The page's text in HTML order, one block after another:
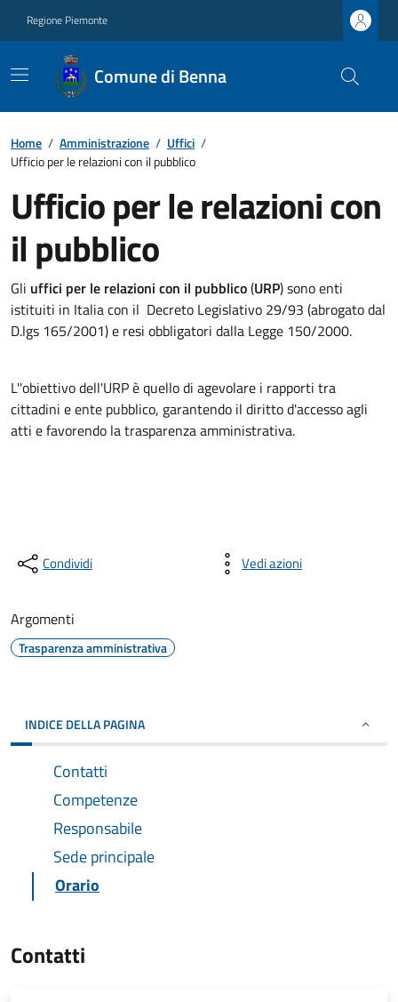
Regione Piemonte
Comune di Benna
Home / Amministrazione / Uffici /
Ufficio per le relazioni con il pubblico
Ufficio per le relazioni con
il pubblico
Gli uffici per le relazioni con il pubblico(URP) sono enti
istituiti in Italia con il Decreto Legislativo 29/93 (abrogato dal
D.lgs 165/2001) e resi obbligatori dalla Legge 150/2000.
L''obiettivo dell'URP è quello di agevolare i rapporti tra
cittadini e ente pubblico, garantendo il diritto d'accesso agli
atti e favorendo la trasparenza amministrativa.
Condividi Vedi azioni
Argomenti
Trasparenza amministrativa
INDICE DELLA PAGINA
Contatti
Competenze
Responsabile
Sede principale
Orario
Contatti